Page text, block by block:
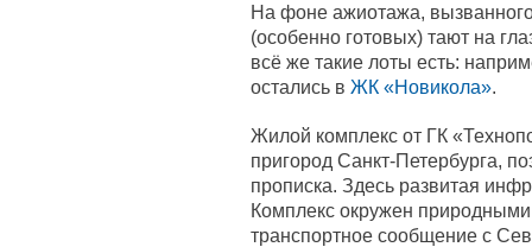
На фоне ажиотажа,
(особенно готовых) тают на
всё же такие лоты есть:
остались в ЖК «Новикола».
Жилой комплекс от ГК
пригород Санкт-Петербурга,
прописка. Здесь развитая
Комплекс окружен
транспортное сообщение с